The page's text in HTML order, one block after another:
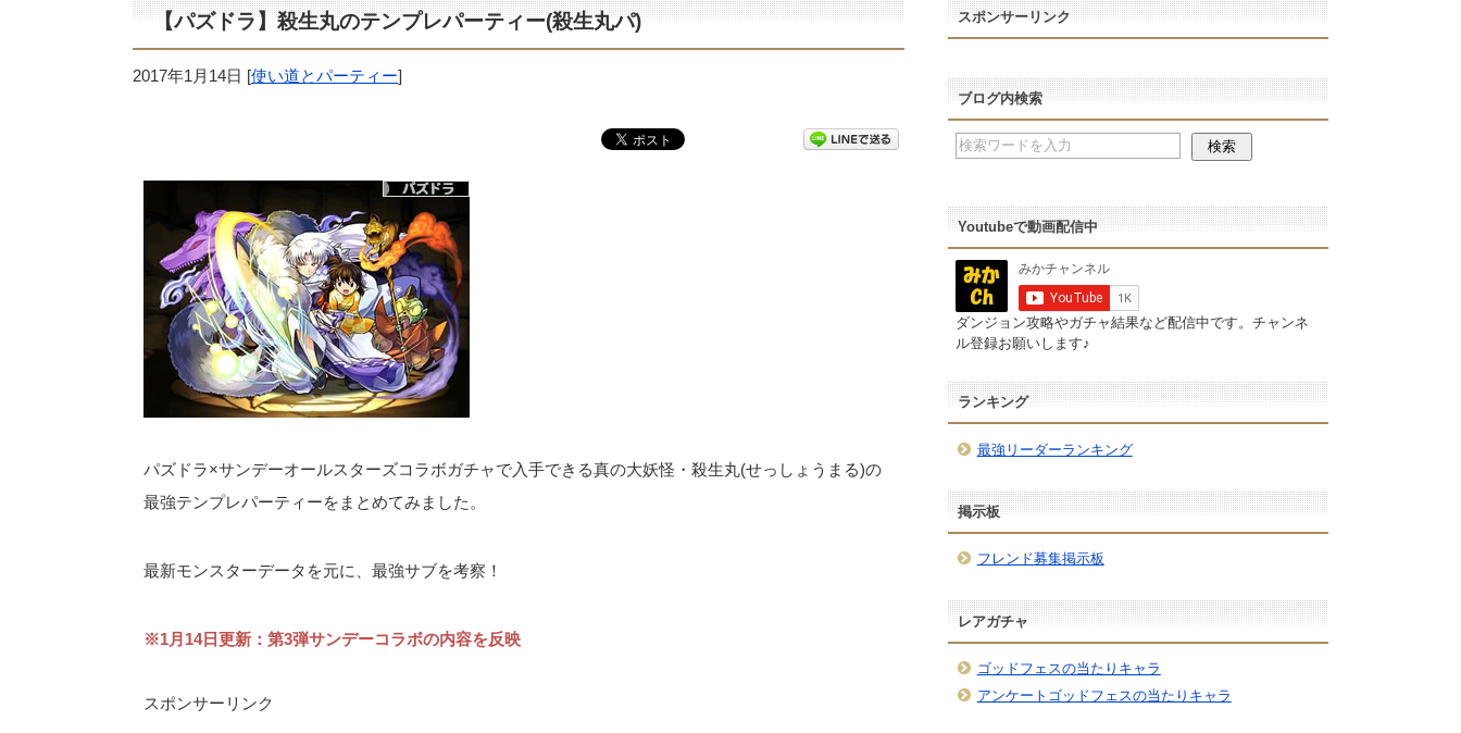
【パズドラ】殺生丸のテンプレパーティー(殺生丸パ)
2017年1月14日 [使い道とパーティー]
パズドラ×サンデーオールスターズコラボガチャで入手できる真の大妖怪・殺生丸(せっしょうまる)の
最強テンプレパーティーをまとめてみました。
最新モンスターデータを元に、最強サブを考察！
※1月14日更新：第3弾サンデーコラボの内容を反映
スポンサーリンク
スポンサーリンク
ブログ内検索
Youtubeで動画配信中
ダンジョン攻略やガチャ結果など配信中です。チャンネ
ル登録お願いします♪
ランキング
最強リーダーランキング
掲示板
フレンド募集掲示板
レアガチャ
ゴッドフェスの当たりキャラ
アンケートゴッドフェスの当たりキャラ